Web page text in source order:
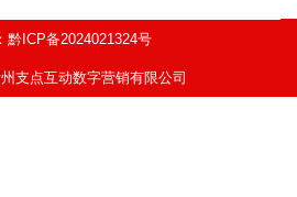
黔ICP备2024021324号
支点互动数字营销有限公司